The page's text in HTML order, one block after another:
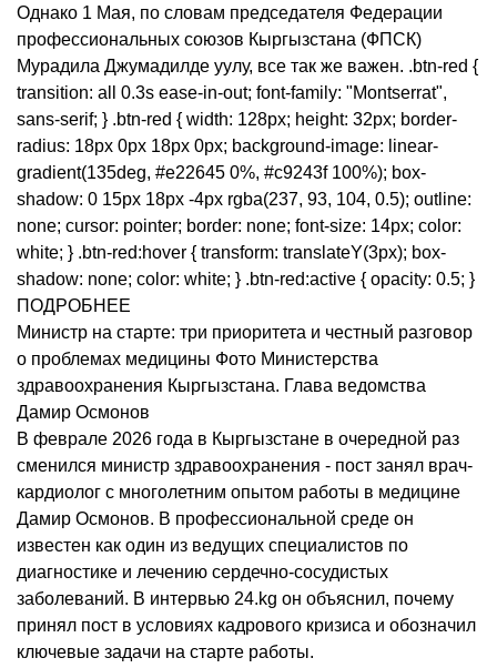
Однако 1 Мая, по словам председателя Федерации
профессиональных союзов Кыргызстана (ФПСК)
Мурадила Джумадилде уулу, все так же важен. .btn-red {
transition: all 0.3s ease-in-out; font-family: "Montserrat",
sans-serif; } .btn-red { width: 128px; height: 32px; border-
radius: 18px 0px 18px 0px; background-image: linear-
gradient(135deg, #e22645 0%, #c9243f 100%); box-
shadow: 0 15px 18px -4px rgba(237, 93, 104, 0.5); outline:
none; cursor: pointer; border: none; font-size: 14px; color:
white; } .btn-red:hover { transform: translateY(3px); box-
shadow: none; color: white; } .btn-red:active { opacity: 0.5; }
ПОДРОБНЕЕ
Министр на старте: три приоритета и честный разговор
о проблемах медицины Фото Министерства
здравоохранения Кыргызстана. Глава ведомства
Дамир Осмонов
В феврале 2026 года в Кыргызстане в очередной раз
сменился министр здравоохранения - пост занял врач-
кардиолог с многолетним опытом работы в медицине
Дамир Осмонов. В профессиональной среде он
известен как один из ведущих специалистов по
диагностике и лечению сердечно-сосудистых
заболеваний. В интервью 24.kg он объяснил, почему
принял пост в условиях кадрового кризиса и обозначил
ключевые задачи на старте работы.